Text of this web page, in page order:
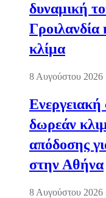
δυναμική
Γροιλανδία
κλίμα
8 Αυγούστου 2026
δωρεάν
απόδοσης
στην Αθήνα
8 Αυγούστου 2026